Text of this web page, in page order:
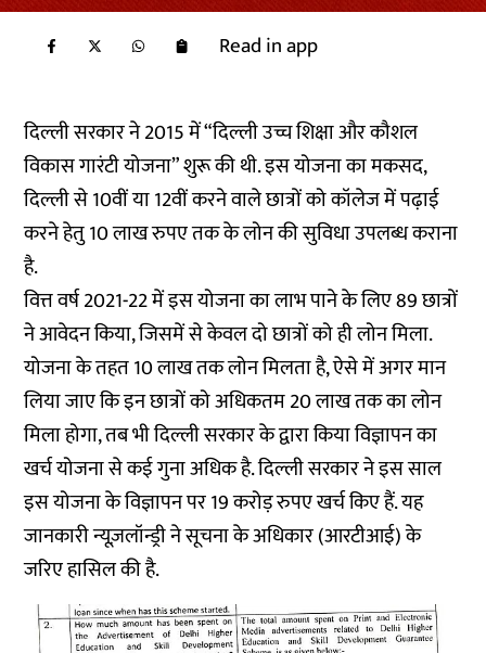
Read in app
दिल्ली सरकार ने 2015 में “दिल्ली उच्च शिक्षा और कौशल
विकास गारंटी योजना” शुरू की थी. इस योजना का मकसद,
दिल्ली से 10वीं या 12वीं करने वाले छात्रों को कॉलेज में पढ़ाई
करने हेतु 10 लाख रुपए तक के लोन की सुविधा उपलब्ध कराना
है.
वित्त वर्ष 2021-22 में इस योजना का लाभ पाने के लिए 89 छात्रों
ने आवेदन किया, जिसमें से केवल दो छात्रों को ही लोन मिला.
योजना के तहत 10 लाख तक लोन मिलता है, ऐसे में अगर मान
लिया जाए कि इन छात्रों को अधिकतम 20 लाख तक का लोन
मिला होगा, तब भी दिल्ली सरकार के द्वारा किया विज्ञापन का
खर्च योजना से कई गुना अधिक है. दिल्ली सरकार ने इस साल
इस योजना के विज्ञापन पर 19 करोड़ रुपए खर्च किए हैं. यह
जानकारी न्यूज़लॉन्ड्री ने सूचना के अधिकार (आरटीआई) के
जरिए हासिल की है.